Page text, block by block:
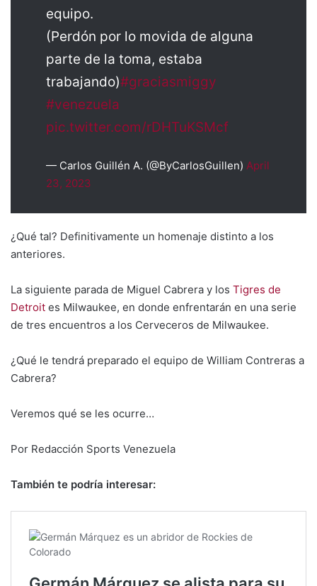
equipo.
(Perdón por lo movida de alguna
parte de la toma, estaba
trabajando)#graciasmiggy
#venezuela
pic.twitter.com/rDHTuKSMcf
— Carlos Guillén A. (@ByCarlosGuillen) April
23, 2023
¿Qué tal? Definitivamente un homenaje distinto a los
anteriores.
La siguiente parada de Miguel Cabrera y los Tigres de
Detroit es Milwaukee, en donde enfrentarán en una serie
de tres encuentros a los Cerveceros de Milwaukee.
¿Qué le tendrá preparado el equipo de William Contreras a
Cabrera?
Veremos qué se les ocurre…
Por Redacción Sports Venezuela
También te podría interesar: